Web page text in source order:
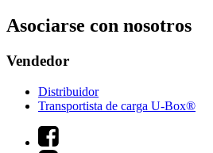
Asociarse con nosotros
Vendedor
Distribuidor
Transportista de carga U-Box®